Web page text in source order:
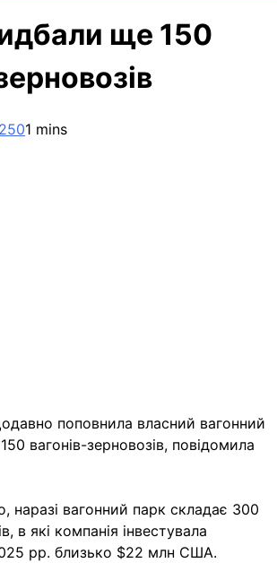
ще 150
01 mins
поповнила власний вагонний
вагонів-зерновозів, повідомила
наразі вагонний парк складає 300
в які компанія інвестувала
рр. близько $22 млн США.